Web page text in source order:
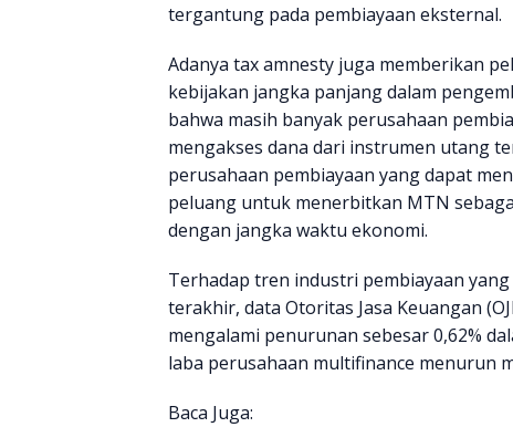
tergantung pada pembiayaan eksternal.
Adanya tax amnesty juga memberikan
kebijakan jangka panjang dalam
bahwa masih banyak perusahaan
mengakses dana dari instrumen utang
perusahaan pembiayaan yang dapat
peluang untuk menerbitkan MTN
dengan jangka waktu ekonomi.
Terhadap tren industri pembiayaan
terakhir, data Otoritas Jasa Keuangan
mengalami penurunan sebesar 0,62%
laba perusahaan multifinance menurun
Baca Juga: